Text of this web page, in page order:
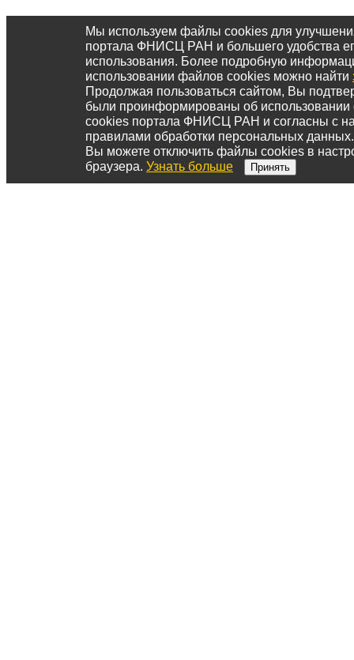
Мы используем файлы cookies для
портала ФНИСЦ РАН и большего удобства
использования. Более подробную
использовании файлов cookies можно найти
Продолжая пользоваться сайтом, Вы
были проинформированы об
cookies портала ФНИСЦ РАН и согласны с
правилами обработки персональных данных.
Вы можете отключить файлы cookies в
браузера. Узнать больше Принять